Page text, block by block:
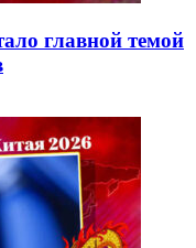
главной темой